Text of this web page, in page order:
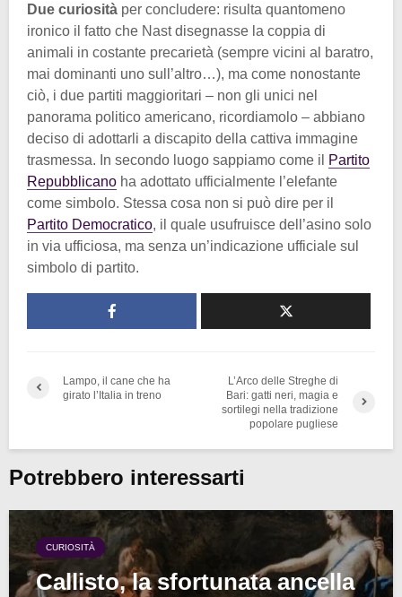
Due curiosità per concludere: risulta quantomeno
ironico il fatto che Nast disegnasse la coppia di
animali in costante precarietà (sempre vicini al baratro,
mai dominanti uno sull’altro…), ma come nonostante
ciò, i due partiti maggioritari – non gli unici nel
panorama politico americano, ricordiamolo – abbiano
deciso di adottarli a discapito della cattiva immagine
trasmessa. In secondo luogo sappiamo come il
Partito
Repubblicano ha adottato ufficialmente l’elefante
come simbolo. Stessa cosa non si può dire per il
Partito Democratico, il quale usufruisce dell’asino solo
in via ufficiosa, ma senza un’indicazione ufficiale sul
simbolo di partito.
Lampo, il cane che ha
girato l’Italia in treno
L’Arco delle Streghe di
Bari: gatti neri, magia e
sortilegi nella tradizione
popolare pugliese
Potrebbero interessarti
CURIOSITÀ
Callisto, la sfortunata ancella